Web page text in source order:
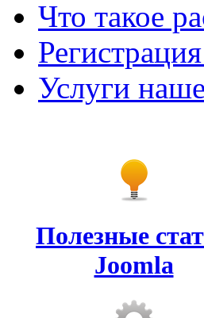
Что такое
Услуги
Полезные
Joomla